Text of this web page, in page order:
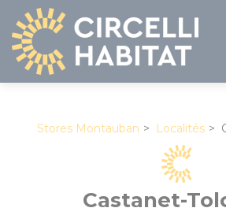
Stores Montauban Localités
Castanet-
Panneau de gestion des cookies